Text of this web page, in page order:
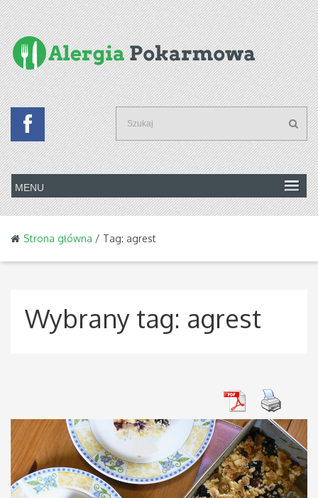
Strona główna / Tag: agrest
Wybrany tag: agrest